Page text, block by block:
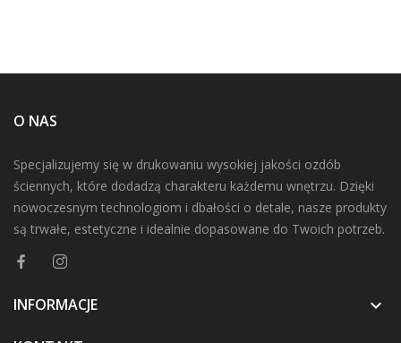
O NAS
Specjalizujemy się w drukowaniu wysokiej jakości ozdób
ściennych, które dodadzą charakteru każdemu wnętrzu. Dzięki
nowoczesnym technologiom i dbałości o detale, nasze produkty
są trwałe, estetyczne i idealnie dopasowane do Twoich potrzeb.
INFORMACJE 